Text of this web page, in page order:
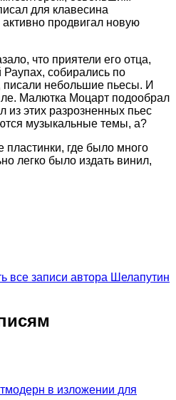
для клавесина
активно продвигал новую
что приятели его отца,
собирались по
писали небольшие пьесы. И
Малютка Моцарт подообрал
из этих разрозненных пьес
музыкальные темы, а?
где было много
легко было издать винил,
все записи автора Шелапутин
в изложении для